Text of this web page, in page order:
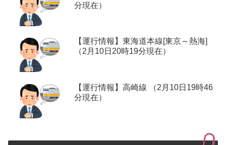
分現在）
【運行情報】東海道本線[東京～熱海]
（2月10日20時19分現在）
【運行情報】高崎線 （2月10日19時46
分現在）